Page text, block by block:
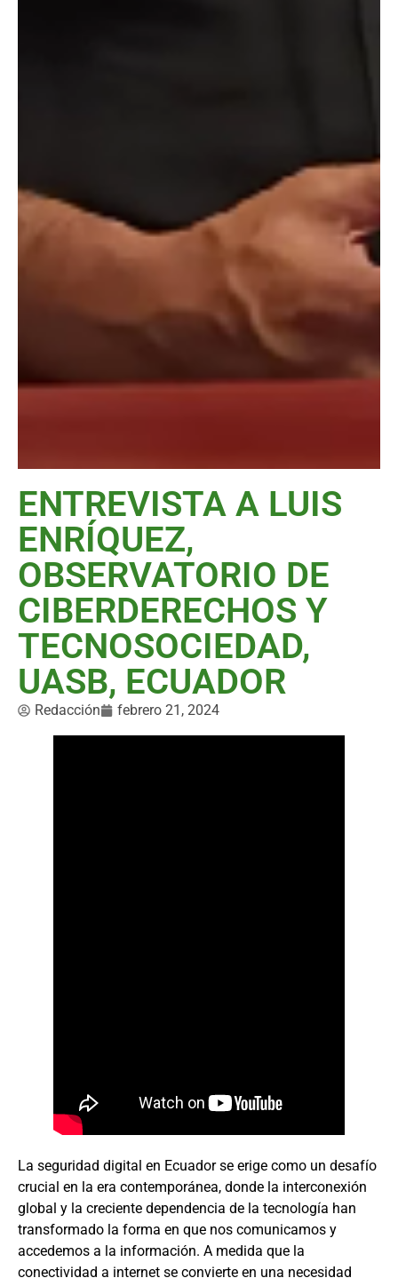
ENTREVISTA A LUIS
ENRÍQUEZ,
OBSERVATORIO DE
CIBERDERECHOS Y
TECNOSOCIEDAD,
UASB, ECUADOR
Redacción febrero 21, 2024
La seguridad digital en Ecuador se erige como un desafío
crucial en la era contemporánea, donde la interconexión
global y la creciente dependencia de la tecnología han
transformado la forma en que nos comunicamos y
accedemos a la información. A medida que la
conectividad a internet se convierte en una necesidad